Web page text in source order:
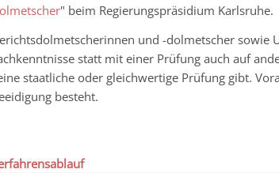
" beim Regierungspräsidium Karlsruhe.
und -dolmetscher sowie
statt mit einer Prüfung auch auf
staatliche oder gleichwertige Prüfung gibt.
besteht.